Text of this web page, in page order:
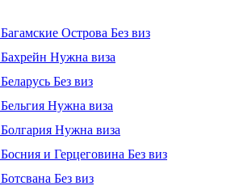
Багамские Острова Без виз
Бахрейн Нужна виза
Беларусь Без виз
Бельгия Нужна виза
Болгария Нужна виза
Босния и Герцеговина Без виз
Ботсвана Без виз